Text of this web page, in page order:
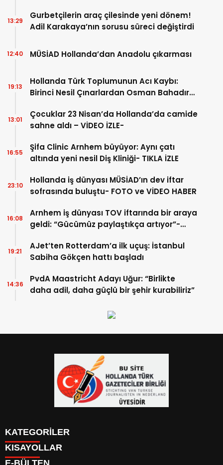
Gurbetçilerin araç çilesinde yeni dönem!
Adil Karakaya’nın sorusu süreci değiştirdi
13:29
MÜSİAD Hollanda’dan Anadolu çıkarması
12:40
Hollanda Türk Toplumunun Acı Kaybı:
Birinci Nesil Çınarlardan Osman Bahadır
19:13
Çocuklar 23 Nisan’da Hollanda’da camide
sahne aldı – VİDEO İZLE-
13:01
Şifa Clinic Arnhem büyüyor: Aynı çatı
altında yeni nesil Diş Kliniği- TIKLA İZLE
16:55
Hollanda iş dünyası MÜSİAD’ın dev iftar
sofrasında buluştu- FOTO ve VİDEO HABER
23:10
Arnhem iş dünyası TOV iftarında bir araya
geldi: “Gücümüz paylaştıkça artıyor”-
16:08
AJet’ten Rotterdam’a ilk uçuş: İstanbul
Sabiha Gökçen hattı başladı
19:21
PvdA Maastricht Adayı Uğur: “Birlikte
daha adil, daha güçlü bir şehir kurabiliriz”
14:36
KATEGORİLER
YAZARLAR
KISAYOLLAR